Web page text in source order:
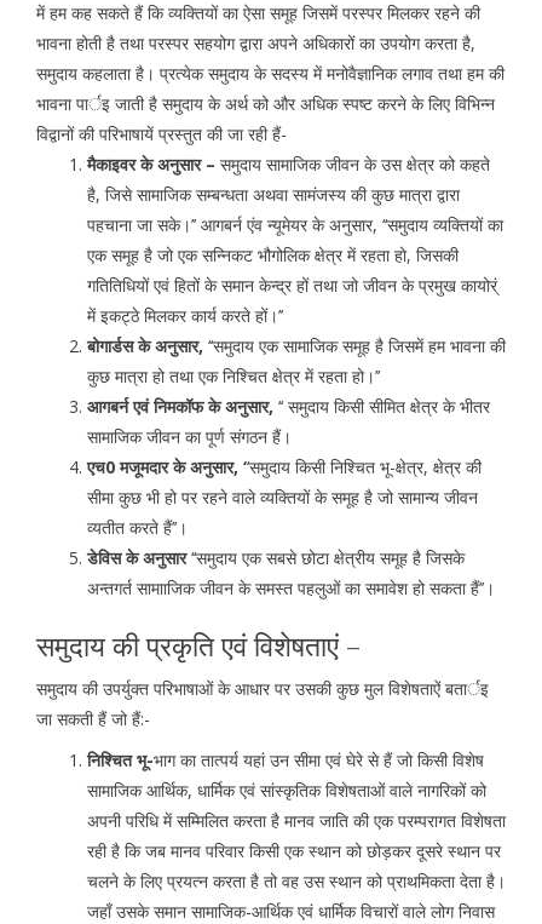
में हम कह सकते हैं कि व्यक्तियों का ऐसा समूह जिसमें परस्पर मिलकर रहने की
भावना होती है तथा परस्पर सहयोग द्वारा अपने अधिकारों का उपयोग करता है,
समुदाय कहलाता है। प्रत्येक समुदाय के सदस्य में मनोवैज्ञानिक लगाव तथा हम की
भावना पार्इ जाती है समुदाय के अर्थ को और अधिक स्पष्ट करने के लिए विभिन्न
विद्वानों की परिभाषायें प्रस्तुत की जा रही हैं-
मैकाइवर के अनुसार – समुदाय सामाजिक जीवन के उस क्षेत्र को कहते
है, जिसे सामाजिक सम्बन्धता अथवा सामंजस्य की कुछ मात्रा द्वारा
पहचाना जा सके।’’ आगबर्न एंव न्यूमेयर के अनुसार, ‘‘समुदाय व्यक्तियों का
एक समूह है जो एक सन्निकट भौगोलिक क्षेत्र में रहता हो, जिसकी
गतितिधियों एवं हितों के समान केन्द्र हों तथा जो जीवन के प्रमुख कायोर्ं
में इकट्ठे मिलकर कार्य करते हों।’’
बोगार्डस के अनुसार, ‘‘समुदाय एक सामाजिक समूह है जिसमें हम भावना की
कुछ मात्रा हो तथा एक निश्चित क्षेत्र में रहता हो।’’
आगबर्न एवं निमकॉफ के अनुसार, ‘‘ समुदाय किसी सीमित क्षेत्र के भीतर
सामाजिक जीवन का पूर्ण संगठन हैं।
एच0 मजूमदार के अनुसार, ‘‘समुदाय किसी निश्चित भू-क्षेत्र, क्षेत्र की
सीमा कुछ भी हो पर रहने वाले व्यक्तियों के समूह है जो सामान्य जीवन
व्यतीत करते हैं’’।
डेविस के अनुसार‘‘समुदाय एक सबसे छोटा क्षेत्रीय समूह है जिसके
अन्तगर्त सामााजिक जीवन के समस्त पहलुओं का समावेश हो सकता हैं’’।
समुदाय की प्रकृति एवं विशेषताएं –
समुदाय की उपर्युक्त परिभाषाओं के आधार पर उसकी कुछ मुल विशेषताऐं बतार्इ
जा सकती हैं जो हैं:-
निश्चित भू-भाग का तात्पर्य यहां उन सीमा एवं घेरे से हैं जो किसी विशेष
सामाजिक आर्थिक, धार्मिक एवं सांस्कृतिक विशेषताओं वाले नागरिकों को
अपनी परिधि में सम्मिलित करता है मानव जाति की एक परम्परागत विशेषता
रही है कि जब मानव परिवार किसी एक स्थान को छोड़कर दूसरे स्थान पर
चलने के लिए प्रयत्न करता है तो वह उस स्थान को प्राथमिकता देता है।
जहाँ उसके समान सामाजिक-आर्थिक एवं धार्मिक विचारों वाले लोग निवास